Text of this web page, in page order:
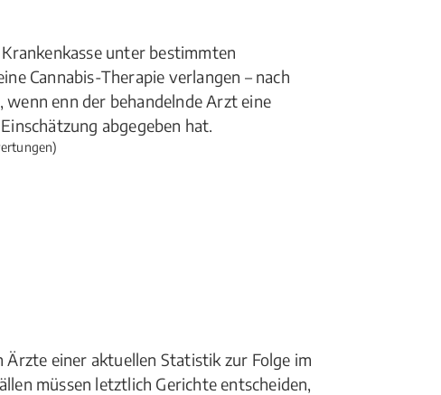
unter bestimmten
Cannabis-Therapie verlangen – nach
enn der behandelnde Arzt eine
abgegeben hat.
einer aktuellen Statistik zur Folge im
müssen letztlich Gerichte entscheiden,